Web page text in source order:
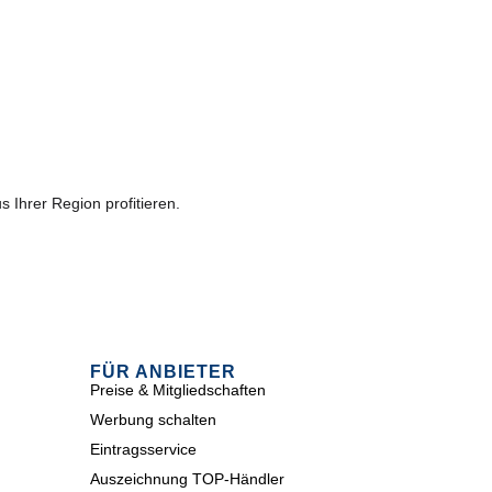
Ihrer Region profitieren.
FÜR ANBIETER
Preise & Mitgliedschaften
Werbung schalten
Eintragsservice
Auszeichnung TOP-Händler